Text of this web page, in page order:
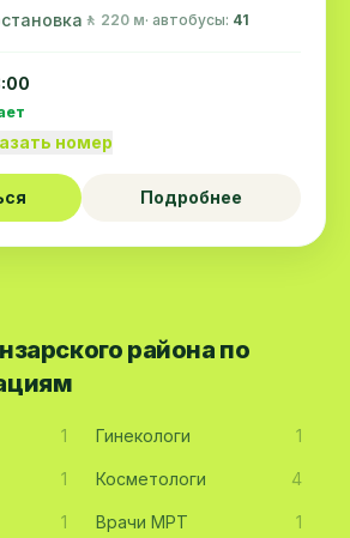
🚶 220 м· автобусы: 41
номер
Подробнее
района по
1 Гинекологи 1
1 Косметологи 4
1 Врачи МРТ 1